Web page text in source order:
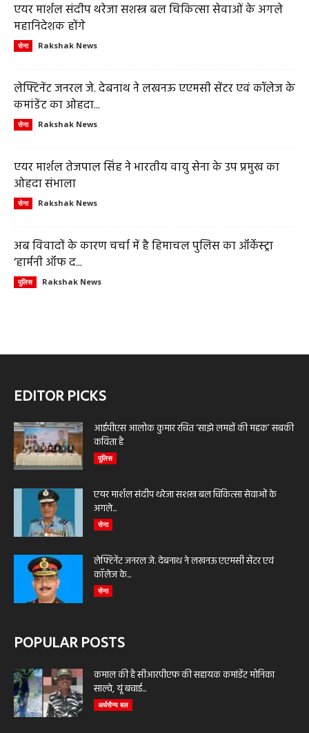
एयर मार्शल संदीप थरेजा सशस्त्र बल चिकित्सा सेवाओं के अगले
महानिदेशक होंगे
सेना Rakshak News
लेफ्टिनेंट जनरल जे. देबनाथ ने लखनऊ एएमसी सेंटर एवं कॉलेज के
कमांडेंट का ओहदा...
सेना Rakshak News
एयर मार्शल तेजपाल सिंह ने भारतीय वायु सेना के उप प्रमुख का
ओहदा संभाला
सेना Rakshak News
अब विवादों के कारण चर्चा में है हिमाचल पुलिस का ऑर्केस्ट्रा
‘हार्मनी ऑफ द...
पुलिस Rakshak News
EDITOR PICKS
आईपीएस आलोक कुमार रचित ‘साझे लमहों की महक’ सबकी
कविता है
पुलिस
एयर मार्शल संदीप थरेजा सशस्त्र बल चिकित्सा सेवाओं के
अगले...
सेना
लेफ्टिनेंट जनरल जे. देबनाथ ने लखनऊ एएमसी सेंटर एवं
कॉलेज के...
सेना
POPULAR POSTS
कमाल की है सीआरपीएफ की सहायक कमांडेंट मोनिका
साल्वे, यूं बचाई...
अर्धसैन्य बल